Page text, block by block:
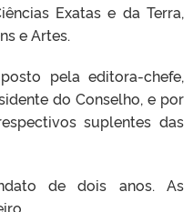
Exatas e da Terra,
e Artes.
pela editora-chefe,
do Conselho, e por
suplentes das
de dois anos. As